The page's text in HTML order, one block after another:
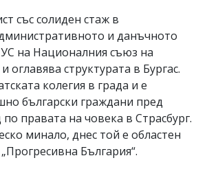
със солиден стаж в
и данъчното
на Националния съюз на
оглавява структурата в Бургас.
колегия в града и е
български граждани пред
правата на човека в Страсбург.
минало, днес той е областен
България“.